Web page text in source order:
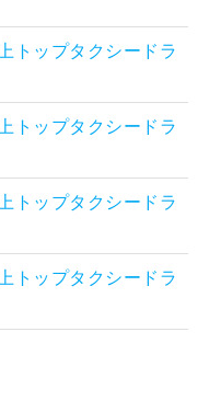
トップタクシードラ
トップタクシードラ
トップタクシードラ
トップタクシードラ